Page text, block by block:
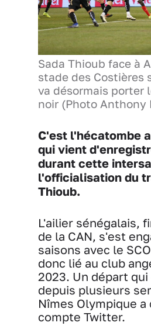
Sada Thioub face à
stade des Costières
va désormais porter
noir (Photo Anthony
C'est l'hécatombe
qui vient
durant cette
l'officialisation du
Thioub.
L'ailier sénégalais,
de la CAN, s'est
saisons avec le
donc lié au club
2023. Un départ
depuis plusieurs
Nîmes Olympique
compte Twitter.